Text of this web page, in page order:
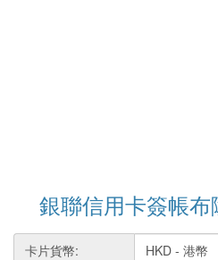
銀聯信用卡簽帳
卡片貨幣: